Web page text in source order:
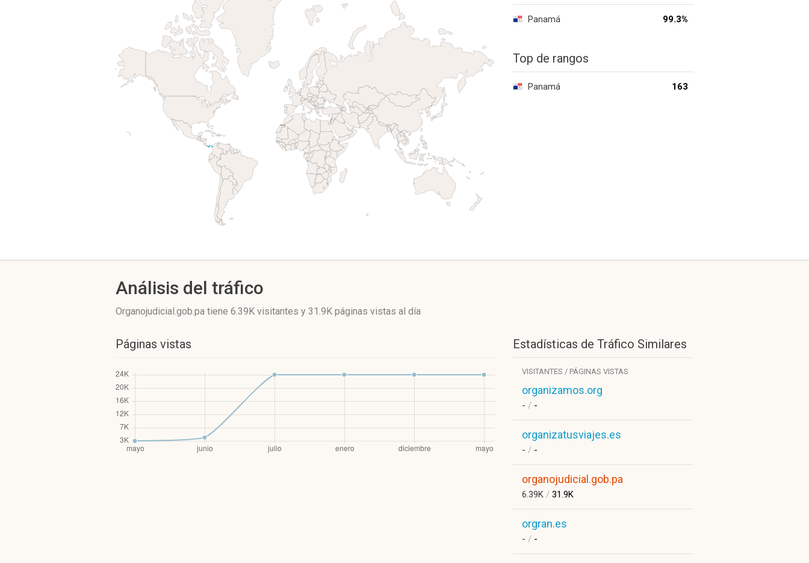
Panamá 99.3%
Top de rangos
Panamá 163
Análisis del tráfico
Organojudicial.gob.pa tiene 6.39K visitantes y 31.9K páginas vistas al día
Páginas vistas Estadísticas de Tráfico Similares
VISITANTES / PÁGINAS VISTAS
organizamos.org
- / -
organizatusviajes.es
- / -
organojudicial.gob.pa
6.39K / 31.9K
orgran.es
- / -